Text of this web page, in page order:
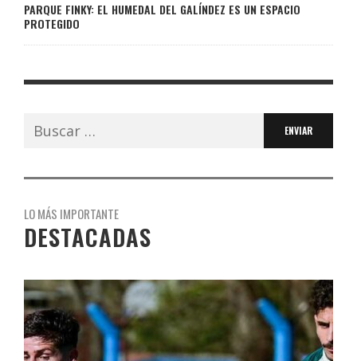
PARQUE FINKY: EL HUMEDAL DEL GALÍNDEZ ES UN ESPACIO
PROTEGIDO
Buscar:
LO MÁS IMPORTANTE
DESTACADAS